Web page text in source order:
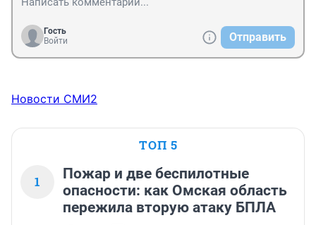
Гость
Войти
Отправить
Новости СМИ2
ТОП 5
1
Пожар и две беспилотные
опасности: как Омская область
пережила вторую атаку БПЛА